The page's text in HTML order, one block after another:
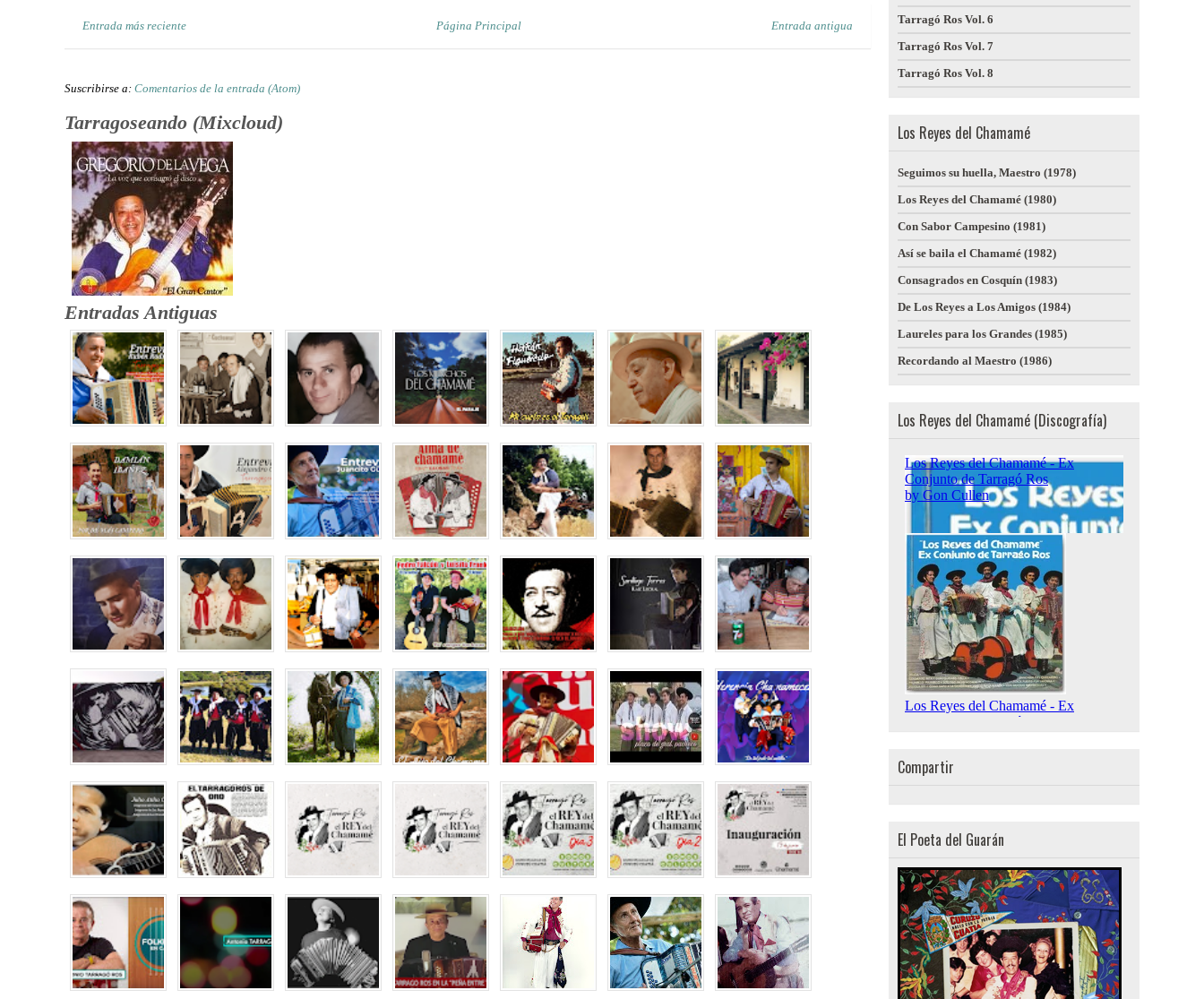
Entrada más reciente Entrada antigua
Página Principal
Suscribirse a: Comentarios de la entrada (Atom)
Tarragoseando (Mixcloud)
Entradas Antiguas
Tarragó Ros Vol. 6
Tarragó Ros Vol. 7
Tarragó Ros Vol. 8
Los Reyes del Chamamé
Seguimos su huella, Maestro (1978)
Los Reyes del Chamamé (1980)
Con Sabor Campesino (1981)
Así se baila el Chamamé (1982)
Consagrados en Cosquín (1983)
De Los Reyes a Los Amigos (1984)
Laureles para los Grandes (1985)
Recordando al Maestro (1986)
Los Reyes del Chamamé (Discografía)
Compartir
El Poeta del Guarán